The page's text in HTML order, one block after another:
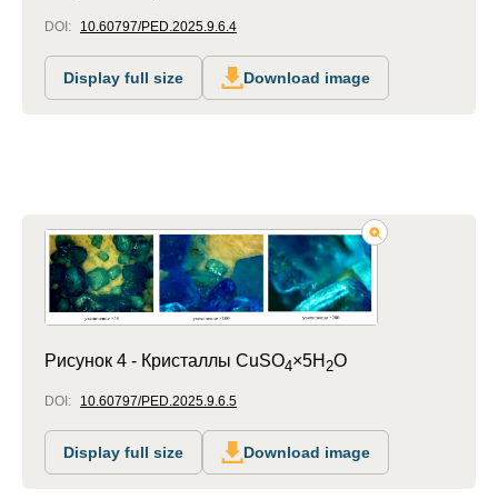
DOI: 10.60797/PED.2025.9.6.4
Display full size Download image
Рисунок 4 - Кристаллы CuSO4×5H 2O
DOI: 10.60797/PED.2025.9.6.5
Display full size Download image